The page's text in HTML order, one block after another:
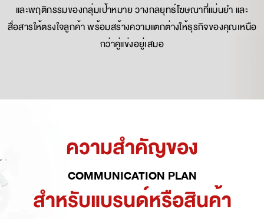
และพฤติกรรมของกลุ่มเป้าหมาย วางกลยุทธ์โฆษณาที่แม่นยำ และ
สื่อสารให้ตรงใจลูกค้า พร้อมสร้างความแตกต่างให้ธุรกิจของคุณเหนือ
กว่าคู่แข่งอยู่เสมอ
ความสำคัญของ
COMMUNICATION PLAN
สำหรับแบรนด์หรือสินค้า